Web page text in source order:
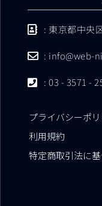
: 東京都中央
: info@web-
: 03 - 3571 -
プライバシーポ
利用規約
特定商取引法に